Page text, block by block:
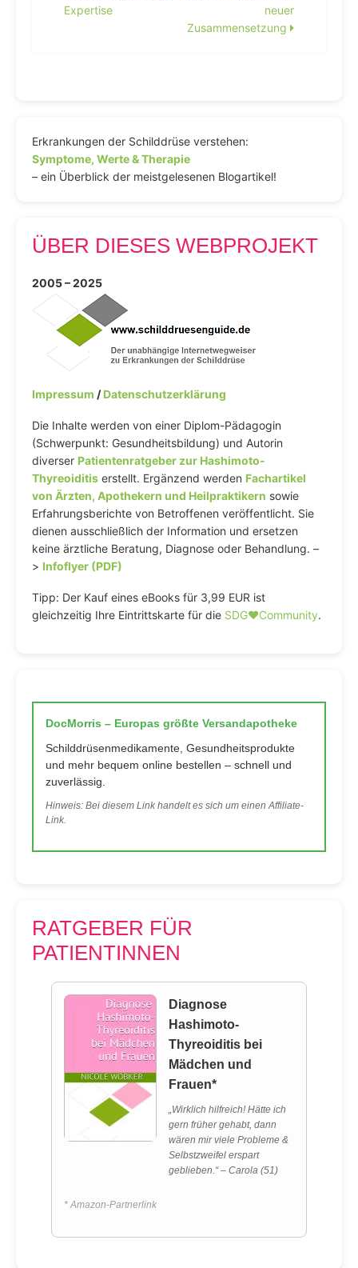
Expertise
neuer
Zusammensetzung
Erkrankungen der Schilddrüse verstehen:
Symptome, Werte & Therapie
– ein Überblick der meistgelesenen Blogartikel!
ÜBER DIESES WEBPROJEKT
2005 – 2025
Impressum /Datenschutzerklärung
Die Inhalte werden von einer Diplom-Pädagogin
(Schwerpunkt: Gesundheitsbildung) und Autorin
diverser Patientenratgeber zur Hashimoto-
Thyreoiditis erstellt. Ergänzend werden Fachartikel
von Ärzten, Apothekern und Heilpraktikern sowie
Erfahrungsberichte von Betroffenen veröffentlicht. Sie
dienen ausschließlich der Information und ersetzen
keine ärztliche Beratung, Diagnose oder Behandlung. –
> Infoflyer (PDF)
Tipp: Der Kauf eines eBooks für 3,99 EUR ist
gleichzeitig Ihre Eintrittskarte für die SDG♥️Community.
DocMorris – Europas größte Versandapotheke
Schilddrüsenmedikamente, Gesundheitsprodukte
und mehr bequem online bestellen – schnell und
zuverlässig.
Hinweis: Bei diesem Link handelt es sich um einen Affiliate-
Link.
RATGEBER FÜR
PATIENTINNEN
Diagnose
Hashimoto-
Thyreoiditis bei
Mädchen und
Frauen*
„Wirklich hilfreich! Hätte ich
gern früher gehabt, dann
wären mir viele Probleme &
Selbstzweifel erspart
geblieben.“ – Carola (51)
* Amazon-Partnerlink